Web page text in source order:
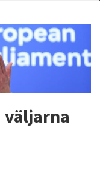
väljarna